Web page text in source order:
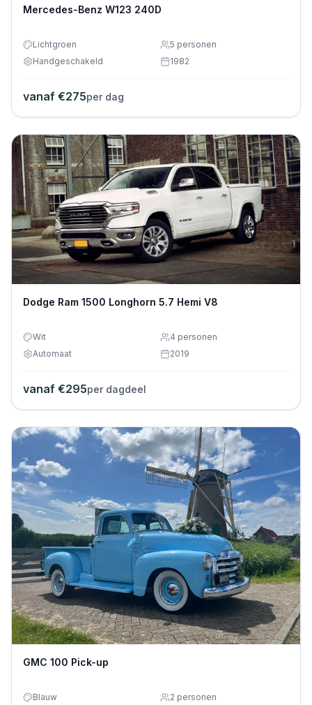
Mercedes-Benz W123 240D
Lichtgroen 5 personen
Handgeschakeld
1982
vanaf €275per dag
Dodge Ram 1500 Longhorn 5.7 Hemi V8
Wit 4 personen
Automaat
2019
vanaf €295per dagdeel
GMC 100 Pick-up
Blauw 2 personen